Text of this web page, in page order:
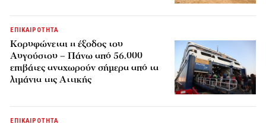
ΕΠΙΚΑΙΡΟΤΗΤΑ
Κορυφώνεται η έξοδος του
Αυγούστου – Πάνω από 56.000
επιβάτες αναχωρούν σήμερα από τα
λιμάνια της Αττικής
ΕΠΙΚΑΙΡΟΤΗΤΑ